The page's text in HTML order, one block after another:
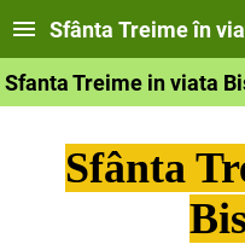
Sfânta Treime în
Sfânta